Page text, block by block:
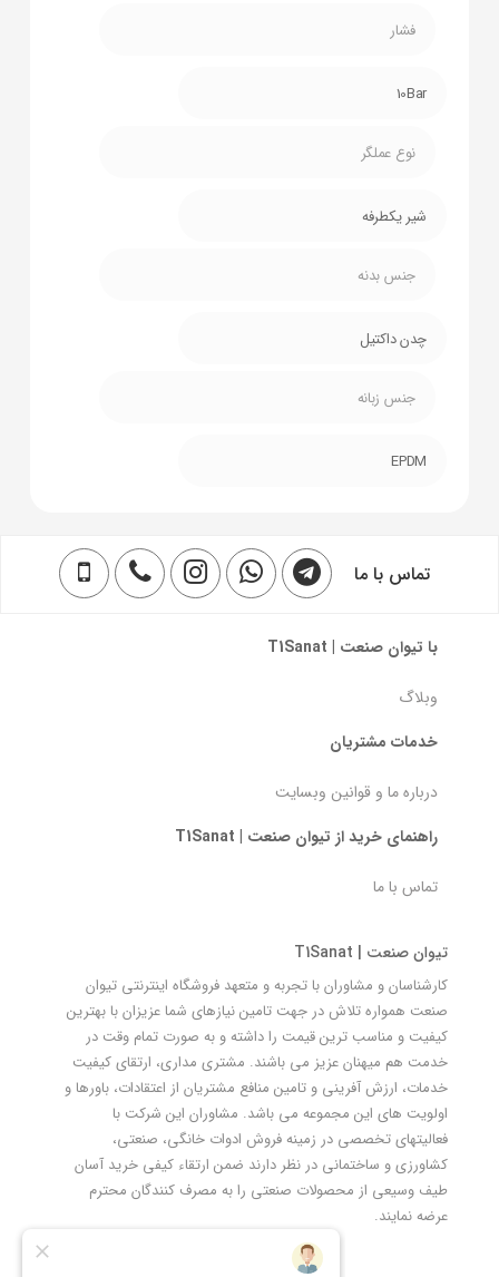
فشار
10Bar
نوع عملگر
شیر یکطرفه
جنس بدنه
چدن داکتیل
جنس زبانه
EPDM
تماس با ما
با تیوان صنعت | T1Sanat
وبلاگ
خدمات مشتریان
درباره ما و قوانین وبسایت
راهنمای خرید از تیوان صنعت | T1Sanat
تماس با ما
تیوان صنعت | T1Sanat
کارشناسان و مشاوران با تجربه و متعهد فروشگاه اینترنتی تیوان
صنعت همواره تلاش در جهت تامین نیازهای شما عزیزان با بهترین
کیفیت و مناسب ترین قیمت را داشته و به صورت تمام وقت در
خدمت هم میهنان عزیز می باشند. مشتری مداری، ارتقای کیفیت
خدمات، ارزش آفرینی و تامین منافع مشتریان از اعتقادات، باورها و
اولویت های این مجموعه می باشد. مشاوران این شرکت با
فعالیتهای تخصصی در زمینه فروش ادوات خانگی، صنعتی،
کشاورزی و ساختمانی در نظر دارند ضمن ارتقاء کیفی خرید آسان
طیف وسیعی از محصولات صنعتی را به مصرف کنندگان محترم
عرضه نمایند.